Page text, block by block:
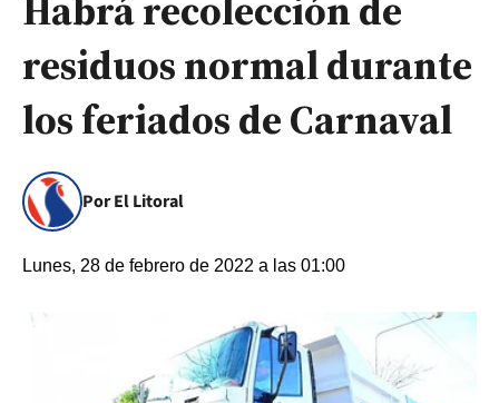
residuos normal durante
los feriados de Carnaval
Por El Litoral
Lunes, 28 de febrero de 2022 a las 01:00